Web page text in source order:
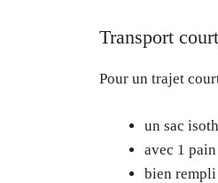
Transport
Pour un trajet
un sac
avec 1
bien